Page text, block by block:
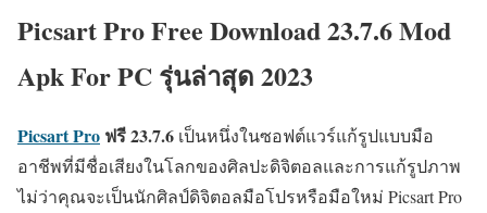
Picsart Pro Free Download 23.7.6 Mod
Apk For PC รุ่นล่าสุด 2023
Picsart Pro ฟรี 23.7.6 เป็นหนึ่งในซอฟต์แวร์แก้รูปแบบมือ
อาชีพที่มีชื่อเสียงในโลกของศิลปะดิจิตอลและการแก้รูปภาพ
ไม่ว่าคุณจะเป็นนักศิลป์ดิจิตอลมือโปรหรือมือใหม่ Picsart Pro